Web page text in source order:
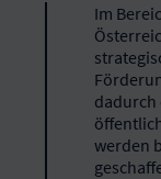
Im
dadurch
werden